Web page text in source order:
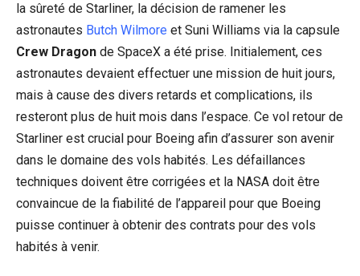
la sûreté de Starliner, la décision de ramener les
astronautes Butch Wilmore et Suni Williams via la capsule
Crew Dragon de SpaceX a été prise. Initialement, ces
astronautes devaient effectuer une mission de huit jours,
mais à cause des divers retards et complications, ils
resteront plus de huit mois dans l’espace. Ce vol retour de
Starliner est crucial pour Boeing afin d’assurer son avenir
dans le domaine des vols habités. Les défaillances
techniques doivent être corrigées et la NASA doit être
convaincue de la fiabilité de l’appareil pour que Boeing
puisse continuer à obtenir des contrats pour des vols
habités à venir.